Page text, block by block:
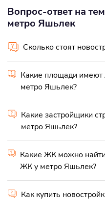
Вопрос-ответ на
метро Яшьлек
Сколько стоят
Какие площади
метро Яшьлек?
Какие застройщики
метро Яшьлек?
Какие ЖК можно
ЖК у метро Яшьлек?
Как купить